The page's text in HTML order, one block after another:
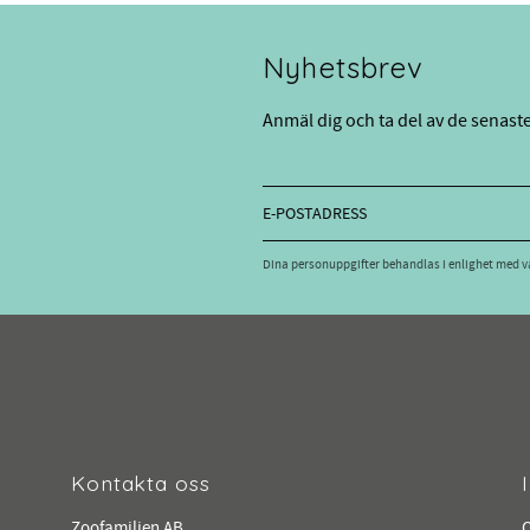
Nyhetsbrev
Anmäl dig och ta del av de
Dina personuppgifter behandlas i enlighet med
Kontakta oss